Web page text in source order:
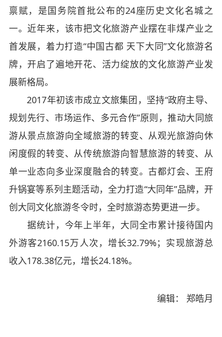
禀赋，是国务院首批公布的24座历史文化名城之
一。近年来，该市把文化旅游产业摆在非煤产业之
首发展，着力打造“中国古都 天下大同”文化旅游名
牌，开启了遍地开花、活力绽放的文化旅游产业发
展新格局。
2017年初该市成立文旅集团，坚持“政府主导、
规划先行、市场运作、多元合作”原则，推动大同旅
游从景点旅游向全域旅游的转变、从观光旅游向休
闲度假的转变、从传统旅游向智慧旅游的转变、从
单一业态向多业深度融合的转变。古都灯会、王府
升锅宴等系列主题活动，全力打造“大同年”品牌，开
创大同文化旅游冬令时，全时旅游态势更进一步。
据统计，今年上半年，大同全市累计接待国内
外游客2160.15万人次，增长32.79%；实现旅游总
收入178.38亿元，增长24.18%。
编辑： 郑皓月